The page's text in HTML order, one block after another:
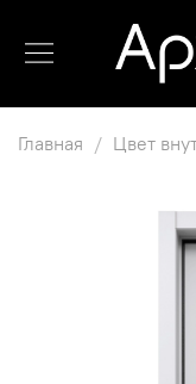
Главная Цвет